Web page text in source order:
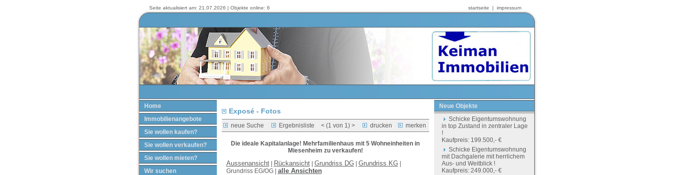
Seite aktualisiert am: 21.07.2026 | Objekte online: 6 startseite | impressum
Home
Immobilienangebote
Sie wollen kaufen?
Sie wollen verkaufen?
Sie wollen mieten?
Wir suchen
Exposé - Fotos
neue Suche Ergebnisliste < (1 von 1) > drucken merken
Die ideale Kapitalanlage! Mehrfamilienhaus mit 5 Wohneinheiten in
Miesenheim zu verkaufen!
Aussenansicht| Rückansicht| Grundriss DG| Grundriss KG|
Grundriss EG/OG | alle Ansichten
Neue Objekte
Schicke Eigentumswohnung
in top Zustand in zentraler Lage
!
Kaufpreis: 199.500,- €
Schicke Eigentumswohnung
mit Dachgalerie mit herrlichem
Aus- und Weitblick !
Kaufpreis: 249.000,- €